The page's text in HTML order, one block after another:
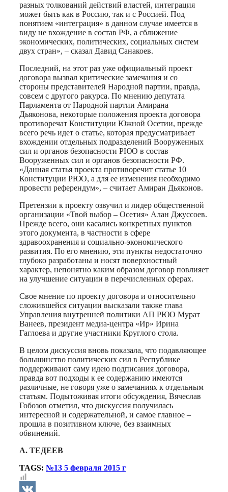
разных толкований действий властей, интеграция
может быть как в Россию, так и с Россией. Под
понятием «интеграция» в данном случае имеется в
виду не вхождение в состав РФ, а сближение
экономических, политических, социальных систем
двух стран», – сказал Давид Санакоев.
Последний, на этот раз уже официальный проект
договора вызвал критические замечания и со
стороны представителей Народной партии, правда,
совсем с другого ракурса. По мнению депутата
Парламента от Народной партии Амирана
Дьяконова, некоторые положения проекта договора
противоречат Конституции Южной Осетии, прежде
всего речь идет о статье, которая предусматривает
вхождении отдельных подразделений Вооруженных
сил и органов безопасности РЮО в состав
Вооруженных сил и органов безопасности РФ.
«Данная статья проекта противоречит статье 10
Конституции РЮО, а для ее изменения необходимо
провести референдум», – считает Амиран Дьяконов.
Претензии к проекту озвучил и лидер общественной
организации «Твой выбор – Осетия» Алан Джуссоев.
Прежде всего, они касались конкретных пунктов
этого документа, в частности в сфере
здравоохранения и социально-экономического
развития. По его мнению, эти пункты недостаточно
глубоко разработаны и носят поверхностный
характер, непонятно каким образом договор повлияет
на улучшение ситуации в перечисленных сферах.
Свое мнение по проекту договора и относительно
сложившейся ситуации высказали также глава
Управления внутренней политики АП РЮО Мурат
Ванеев, президент медиа-центра «Ир» Ирина
Гаглоева и другие участники Круглого стола.
В целом дискуссия вновь показала, что подавляющее
большинство политических сил в Республике
поддерживают саму идею подписания договора,
правда вот подходы к ее содержанию имеются
различные, не говоря уже о замечаниях к отдельным
статьям. Подытоживая итоги обсуждения, Вячеслав
Гобозов отметил, что дискуссия получилась
интересной и содержательной, и самое главное –
прошла в позитивном ключе, без взаимных
обвинений.
А. ТЕДЕЕВ
TAGS: №13 5 февраля 2015 г